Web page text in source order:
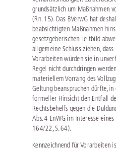
grundsätzlich um Maßnahmen
(Rn. 15). Das BVerwG hat
beabsichtigten Maßnahmen
gesetzgeberischen Leitbild
allgemeine Schluss ziehen,
Vorarbeiten würden sie in
Regel nicht durchdringen
materiellem Vorrang des
Geltung beanspruchen dürfte,
formeller Hinsicht den Entfall
Rechtsbehelfs gegen die
Abs. 4 EnWG im Interesse
164/22, S. 64).
Kennzeichnend für Vorarbeiten